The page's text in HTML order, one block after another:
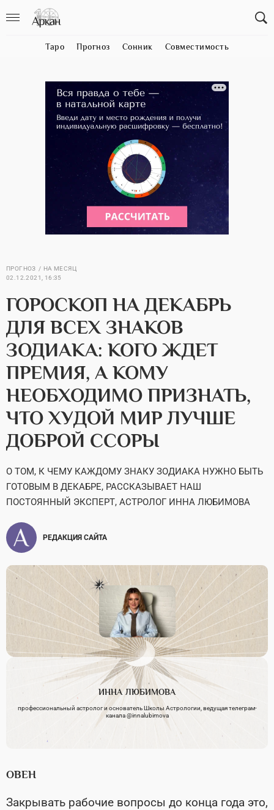
Таро Прогноз Сонник Совместимость
ПРОГНОЗ
НА МЕСЯЦ
02.12.2021, 16:35
ГОРОСКОП НА ДЕКАБРЬ
ДЛЯ ВСЕХ ЗНАКОВ
ЗОДИАКА: КОГО ЖДЕТ
ПРЕМИЯ, А КОМУ
НЕОБХОДИМО ПРИЗНАТЬ,
ЧТО ХУДОЙ МИР ЛУЧШЕ
ДОБРОЙ ССОРЫ
О ТОМ, К ЧЕМУ КАЖДОМУ ЗНАКУ ЗОДИАКА НУЖНО БЫТЬ
ГОТОВЫМ В ДЕКАБРЕ, РАССКАЗЫВАЕТ НАШ
ПОСТОЯННЫЙ ЭКСПЕРТ, АСТРОЛОГ ИННА ЛЮБИМОВА
РЕДАКЦИЯ САЙТА
ИННА ЛЮБИМОВА
профессиональный астролог и основатель Школы Астрологии, ведущая телеграм-
канала @innalubimova
ОВЕН
Закрывать рабочие вопросы до конца года это,